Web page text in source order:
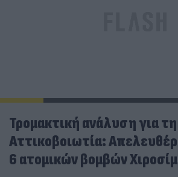
Τρομακτική ανάλυση για
Αττικοβοιωτία:
6 ατομικών βομβών